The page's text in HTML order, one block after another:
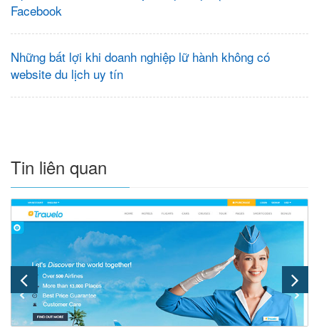
Facebook
Những bất lợi khi doanh nghiệp lữ hành không có
website du lịch uy tín
Tin liên quan